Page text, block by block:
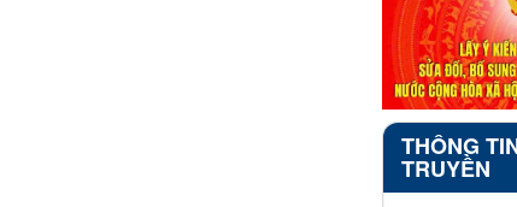
THÔNG
TRUYỀN